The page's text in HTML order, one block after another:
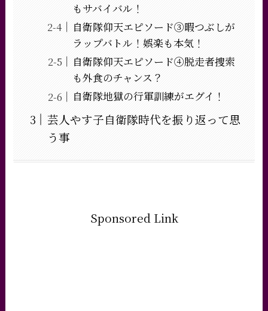
もサバイバル！
自衛隊仰天エピソード③暇つぶしが
ラップバトル！娯楽も本気！
自衛隊仰天エピソード④脱走者捜索
も外食のチャンス？
自衛隊地獄の行軍訓練がエグイ！
芸人やす子自衛隊時代を振り返って思
う事
Sponsored Link